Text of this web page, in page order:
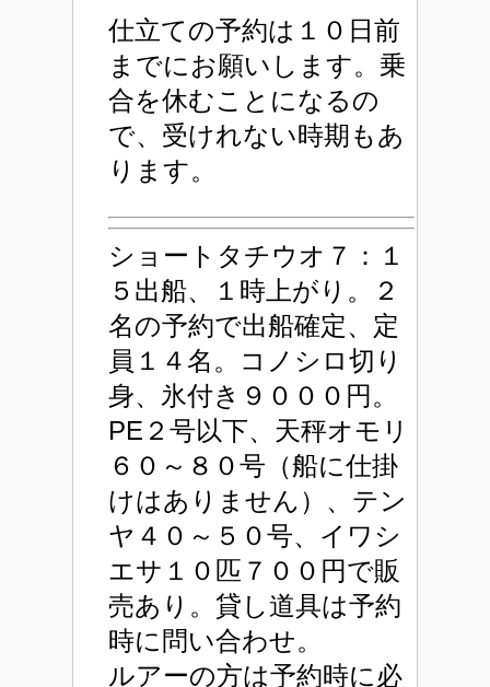
仕立ての予約は１０日前
までにお願いします。乗
合を休むことになるの
で、受けれない時期もあ
ります。
ショートタチウオ７：１
５出船、１時上がり。２
名の予約で出船確定、定
員１４名。コノシロ切り
身、氷付き９０００円。
PE２号以下、天秤オモリ
６０～８０号（船に仕掛
けはありません）、テン
ヤ４０～５０号、イワシ
エサ１０匹７００円で販
売あり。貸し道具は予約
時に問い合わせ。
ルアーの方は予約時に必